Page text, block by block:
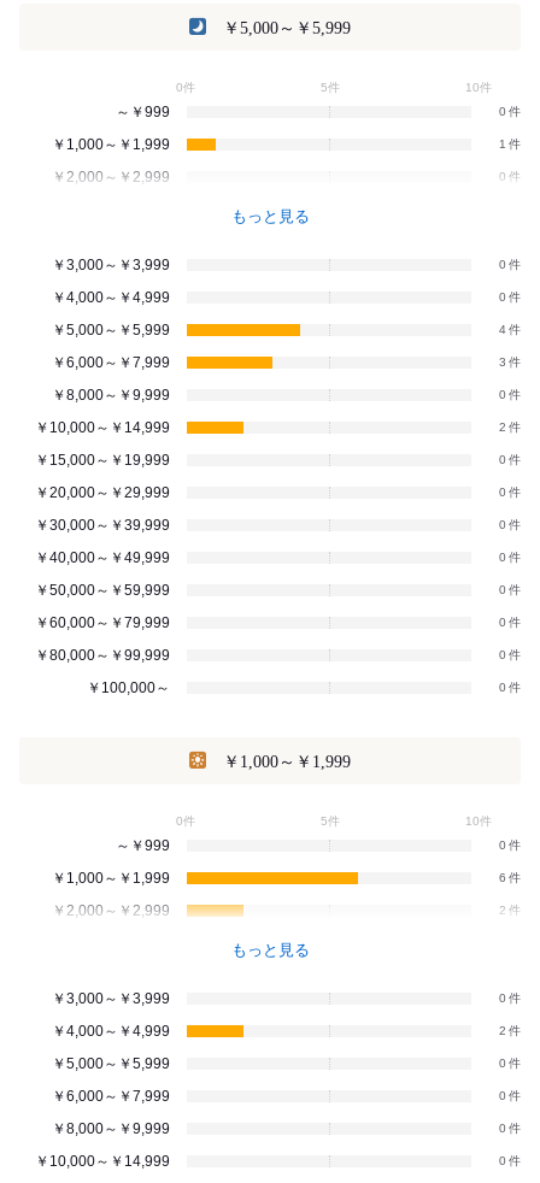
￥5,000～￥5,999
0件 5件 10件
～￥999 0
￥1,000～￥1,999 1
￥2,000～￥2,999 0
もっと見る
￥3,000～￥3,999 0
￥4,000～￥4,999 0
￥5,000～￥5,999 4
￥6,000～￥7,999 3
￥8,000～￥9,999 0
￥10,000～￥14,999 2
￥15,000～￥19,999 0
￥20,000～￥29,999 0
￥30,000～￥39,999 0
￥40,000～￥49,999 0
￥50,000～￥59,999 0
￥60,000～￥79,999 0
￥80,000～￥99,999 0
￥100,000～ 0
￥1,000～￥1,999
0件 5件 10件
～￥999 0
￥1,000～￥1,999 6
￥2,000～￥2,999 2
もっと見る
￥3,000～￥3,999 0
￥4,000～￥4,999 2
￥5,000～￥5,999 0
￥6,000～￥7,999 0
￥8,000～￥9,999 0
￥10,000～￥14,999 0